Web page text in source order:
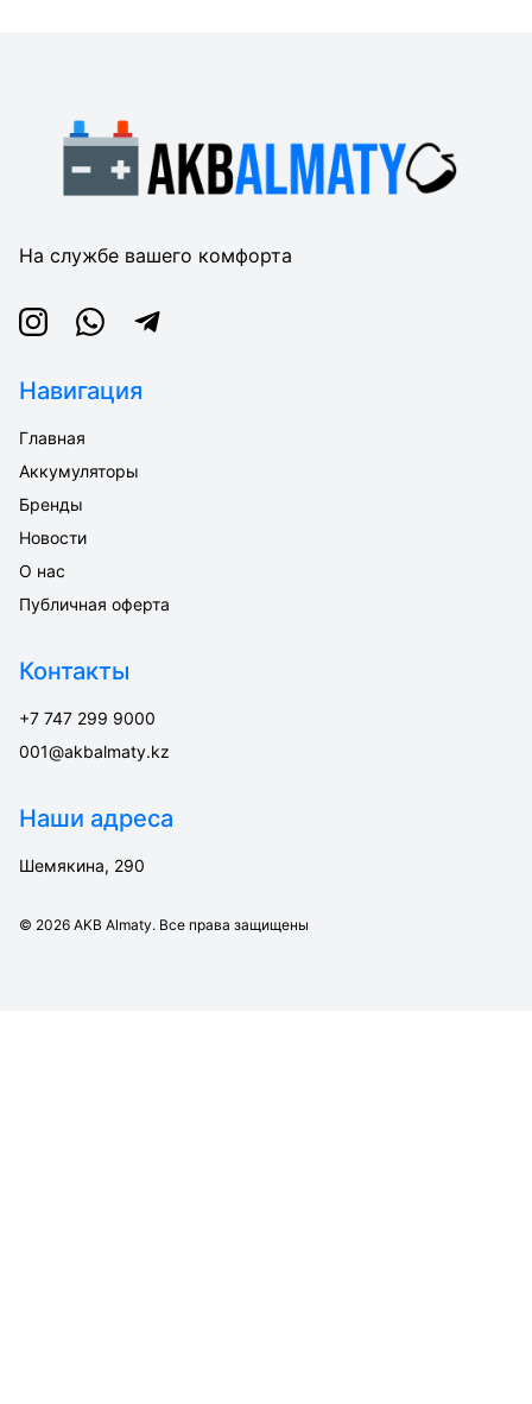
На службе вашего комфорта
InstagramWhatsappTelegram
Навигация
Главная
Аккумуляторы
Бренды
Новости
О нас
Публичная оферта
Контакты
+7 747 299 9000
001@akbalmaty.kz
Наши адреса
Шемякина, 290
© 2026 AKB Almaty. Все права защищены